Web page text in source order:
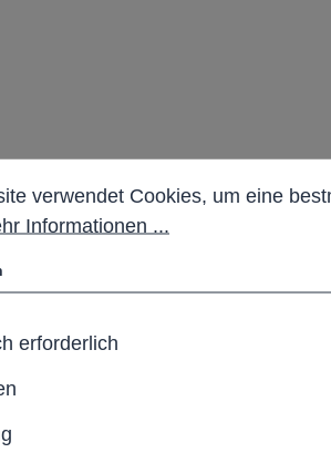
verwendet Cookies, um eine
verwendet Cookies, um eine
Informationen ...
erforderlich